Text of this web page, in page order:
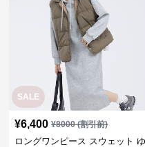
SALE
¥6,400 ¥8000(割引前)
ロングワンピース スウェット ゆ